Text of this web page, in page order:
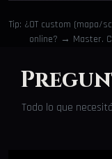
Tip: ¿OT custom (mapa/
online? → Master.
Todo lo que